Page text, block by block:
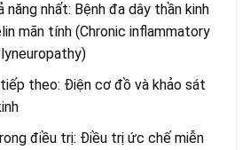
năng nhất: Bệnh đa dây thần kinh
mãn tính (Chronic inflammatory
theo: Điện cơ đồ và khảo sát
điều trị: Điều trị ức chế miễn